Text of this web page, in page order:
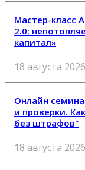
Мастер-класс
2.0:
капитал»
18 августа
Онлайн
и проверки.
без штрафов"
18 августа